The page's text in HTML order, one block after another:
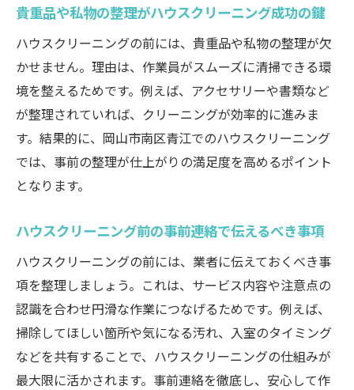
貴重品や私物の整理がハウスクリーニング成功の鍵
ハウスクリーニングの前には、貴重品や私物の整理が欠
かせません。理由は、作業員がスムーズに清掃できる環
境を整えるためです。例えば、アクセサリーや書類など
が整理されていれば、クリーニングが効率的に進みま
す。結果的に、岡山市南区青江でのハウスクリーニング
では、事前の整理が仕上がりの満足度を高めるポイント
となります。
ハウスクリーニング前の事前連絡で伝えるべき事項
ハウスクリーニングの前には、業者に伝えておくべき事
項を整理しましょう。これは、サービス内容や注意点の
認識を合わせ円滑な作業につなげるためです。例えば、
掃除してほしい箇所や気になる汚れ、入室のタイミング
などを共有することで、ハウスクリーニングの仕組みが
最大限に活かされます。事前連絡を徹底し、安心して作